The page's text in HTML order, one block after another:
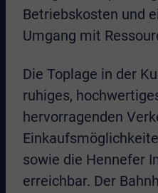
Betriebskosten und
Umgang mit
Die Toplage in der
ruhiges,
hervorragenden
sowie die Hennefer
erreichbar. Der